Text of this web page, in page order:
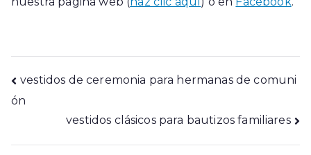
Navegação
de
artigos
vestidos de ceremonia para hermanas de comuni
ón
vestidos clásicos para bautizos familiares